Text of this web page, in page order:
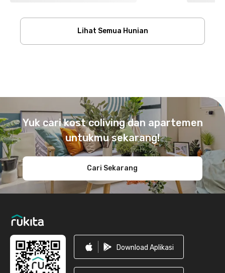
Lihat Semua Hunian
Yuk cari kost coliving dan apartemen
untukmu sekarang!
Cari Sekarang
Download Aplikasi